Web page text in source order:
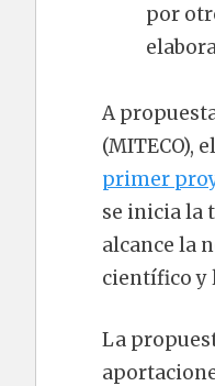
por
A
(MITECO),
primer
se inicia la
alcance la
científico y
La